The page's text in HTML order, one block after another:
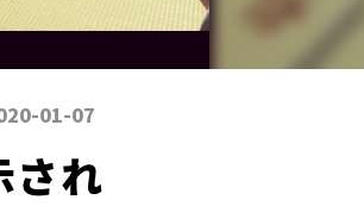
01-07
され